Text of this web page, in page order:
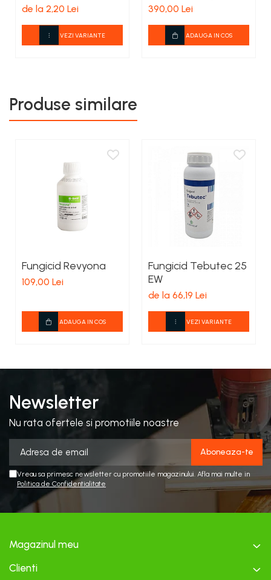
de la 2,20 Lei
VEZI VARIANTE
390,00 Lei
ADAUGA IN COS
Produse similare
Fungicid Revyona
109,00 Lei
ADAUGA IN COS
Fungicid Tebutec 25
EW
de la 66,19 Lei
VEZI VARIANTE
Newsletter
Nu rata ofertele si promotiile noastre
Vreau sa primesc newsletter cu promotiile magazinului. Afla mai multe in
Politica de Confidentialitate
Magazinul meu
Clienti